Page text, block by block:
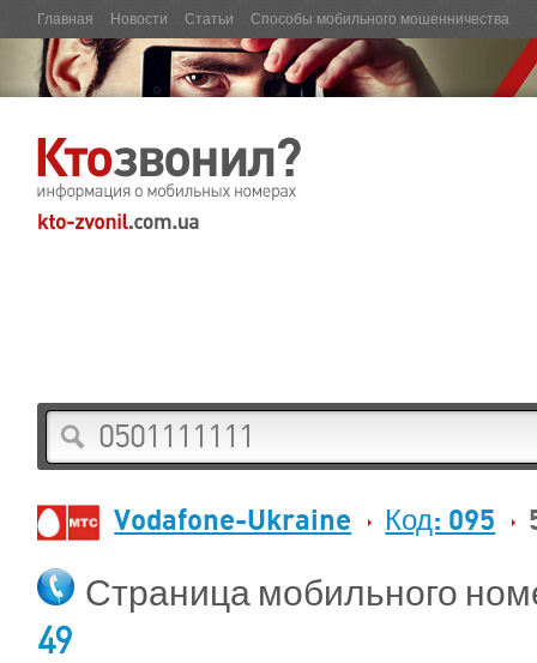
Главная Новости Статьи Способы мобильного мошенничества
Vodafone-Ukraine Код: 095
Страница мобильного
49